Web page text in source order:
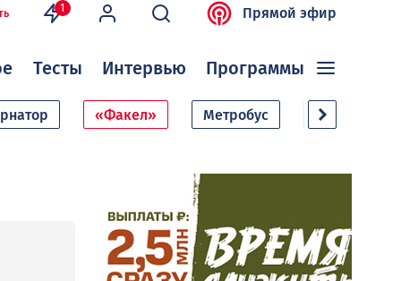
1 Прямой эфир
Тесты Интервью Программы
«Факел» Метробус Дачный